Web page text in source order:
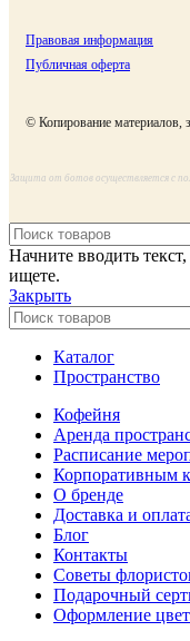
Правовая информация
Публичная оферта
© Копирование материалов,
Защита от ботов осуществляется с
Начните вводить
ищете.
Закрыть
Каталог
Пространство
Кофейня
Аренда
Расписание
Корпоративным
О бренде
Доставка и
Блог
Контакты
Советы
Подарочный
Оформление